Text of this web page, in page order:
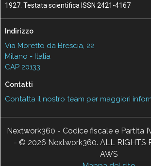
1927. Testata scientifica ISSN 2421-4167
Indirizzo
Via Moretto da Brescia, 22
Milano - Italia
CAP 20133
Contatti
Contatta il nostro team per maggiori
Nextwork360 - Codice fiscale e Partita
- © 2026 Nextwork360. ALL RIGHTS
AWS